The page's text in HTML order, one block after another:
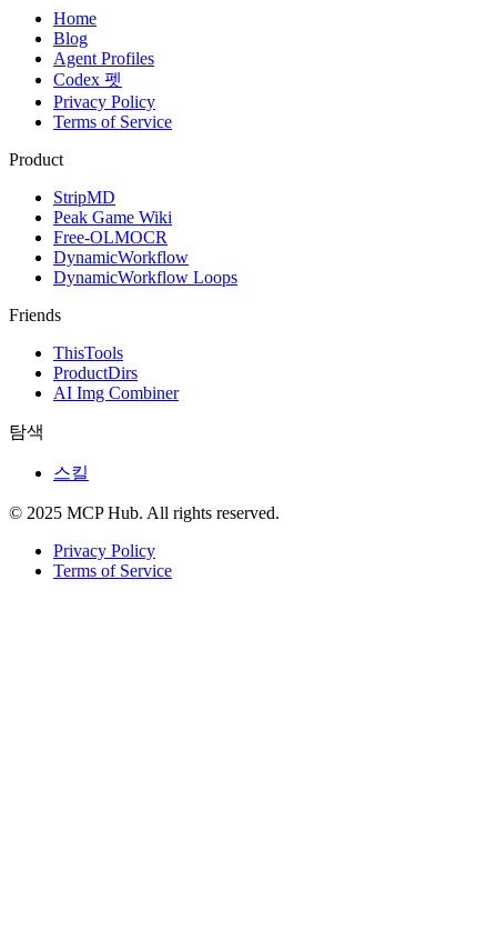
Home
Blog
Agent Profiles
Codex 펫
Privacy Policy
Terms of Service
Product
StripMD
Peak Game Wiki
Free-OLMOCR
DynamicWorkflow
DynamicWorkflow Loops
Friends
ThisTools
ProductDirs
AI Img Combiner
탐색
스킬
© 2025 MCP Hub. All rights reserved.
Privacy Policy
Terms of Service